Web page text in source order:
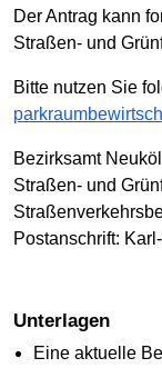
Der Antrag kann
Straßen- und
Bitte nutzen Sie
Bezirksamt
Straßen- und
Postanschrift:
Unterlagen
Eine aktuelle